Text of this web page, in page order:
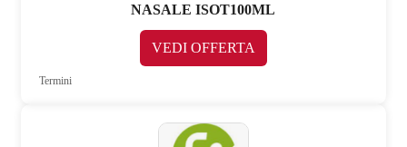
NASALE ISOT100ML
VEDI OFFERTA
Termini